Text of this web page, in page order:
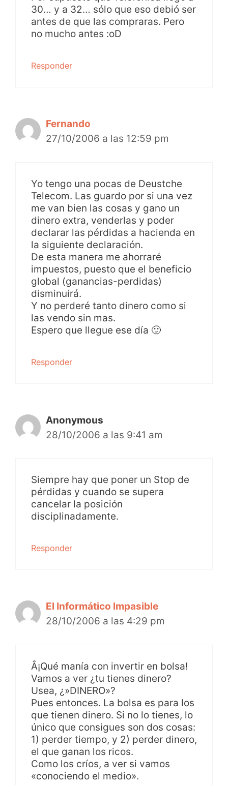
30… y a 32… sólo que eso debió ser
antes de que las compraras. Pero
no mucho antes :oD
Responder
Fernando
27/10/2006 a las 12:59 pm
Yo tengo una pocas de Deustche
Telecom. Las guardo por si una vez
me van bien las cosas y gano un
dinero extra, venderlas y poder
declarar las pérdidas a hacienda en
la siguiente declaración.
De esta manera me ahorraré
impuestos, puesto que el beneficio
global (ganancias-perdidas)
disminuirá.
Y no perderé tanto dinero como si
las vendo sin mas.
Espero que llegue ese día 🙂
Responder
Anonymous
28/10/2006 a las 9:41 am
Siempre hay que poner un Stop de
pérdidas y cuando se supera
cancelar la posición
disciplinadamente.
Responder
El Informático Impasible
28/10/2006 a las 4:29 pm
Â¡Qué manía con invertir en bolsa!
Vamos a ver ¿tu tienes dinero?
Usea, ¿»DINERO»?
Pues entonces. La bolsa es para los
que tienen dinero. Si no lo tienes, lo
único que consigues son dos cosas:
1) perder tiempo, y 2) perder dinero,
el que ganan los ricos.
Como los críos, a ver si vamos
«conociendo el medio».